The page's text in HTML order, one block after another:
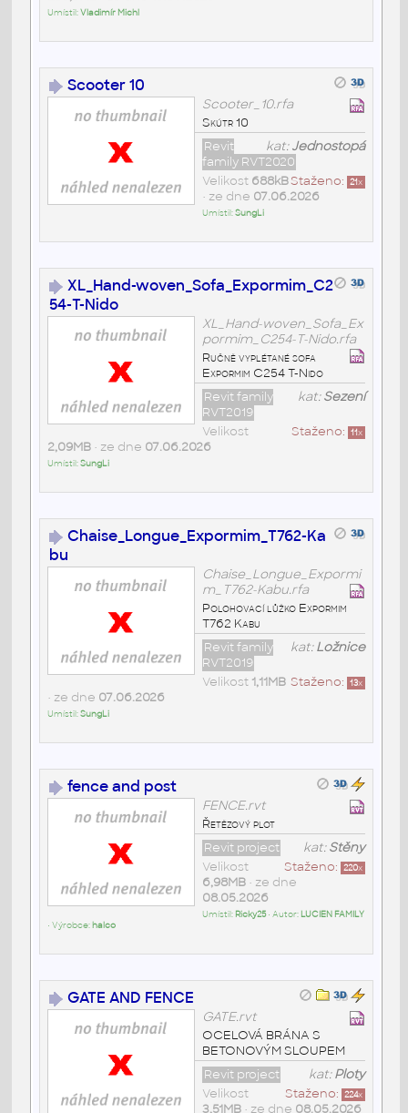
Umístil:Vladimír Michl
Scooter 10
Scooter_10.rfa
Skútr 10
kat:Jednostopá
Revit
family RVT2020
Staženo: 21x
Velikost 688kB
• ze dne 07.06.2026
Umístil:SungLi
XL_Hand-woven_Sofa_Expormim_C2
54-T-Nido
XL_Hand-woven_Sofa_Ex
pormim_C254-T-Nido.rfa
Ručně vyplétané sofa
Expormim C254 T-Nido
kat:Sezení
Revit family
RVT2019
Staženo: 11x
Velikost
2,09MB• ze dne 07.06.2026
Umístil:SungLi
Chaise_Longue_Expormim_T762-Ka
bu
Chaise_Longue_Expormi
m_T762-Kabu.rfa
Polohovací lůžko Expormim
T762 Kabu
kat:Ložnice
Revit family
RVT2019
Staženo: 13x
Velikost 1,11MB
• ze dne 07.06.2026
Umístil:SungLi
fence and post
FENCE.rvt
Řetězový plot
kat:Stěny
Revit project
Staženo: 220x
Velikost
6,98MB• ze dne
08.05.2026
Umístil: Ricky25• Autor: LUCIEN FAMILY
• Výrobce: halco
GATE AND FENCE
GATE.rvt
OCELOVÁ BRÁNA S
BETONOVÝM SLOUPEM
kat:Ploty
Revit project
Staženo: 224x
Velikost
3,51MB• ze dne 08.05.2026